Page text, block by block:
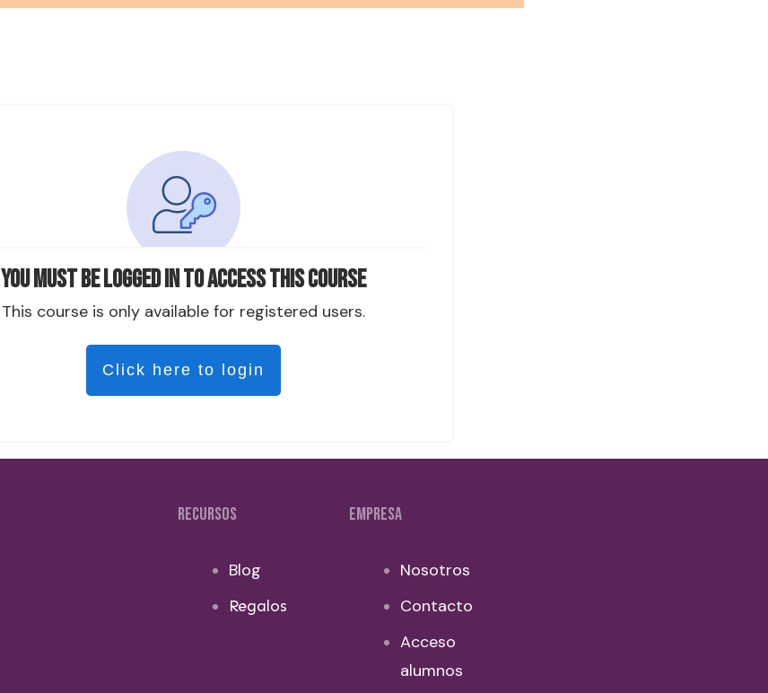
You must be logged in to access this course
This course is only available for registered users.
Click here to login
RECURSOS
Blog
Regalos
EMPRESA
Nosotros
Contacto
Acceso
alumnos